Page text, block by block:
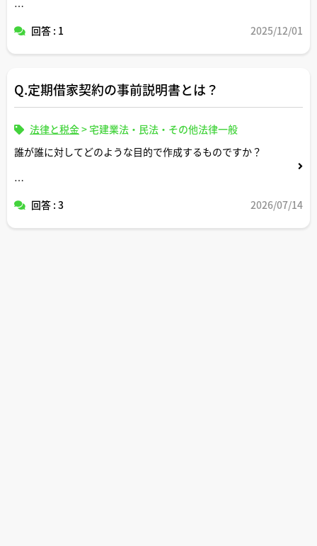
して売却する際に私設管の有無の調査が必要となると思い
仮に自分自身や外部の宅建士さんや仲介会社で下水道台帳
などを参考に調査してその結果私設管なしとの結論に至っ
はどのような責任を負うことになるのでしょうか。
回答 : 1 2025/12/01
Q.定期借家契約の事前説明書とは？
法律と税金>宅建業法・民法・その他法律一般
誰が誰に対してどのような目的で作成するものですか？
回答 : 3 2026/07/14